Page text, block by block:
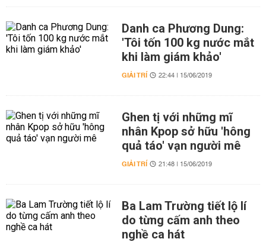
Danh ca Phương Dung:
'Tôi tốn 100 kg nước mắt
khi làm giám khảo'
GIẢI TRÍ 22:44 | 15/06/2019
Ghen tị với những mĩ
nhân Kpop sở hữu 'hông
quả táo' vạn người mê
GIẢI TRÍ 21:48 | 15/06/2019
Ba Lam Trường tiết lộ lí
do từng cấm anh theo
nghề ca hát